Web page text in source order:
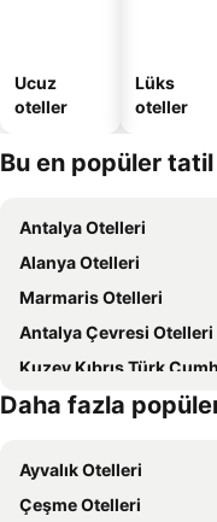
Ucuz
oteller
Lüks
oteller
Bu en popüler tatil
Antalya Otelleri
Alanya Otelleri
Marmaris Otelleri
Antalya Çevresi Otelleri
Kuzey Kıbrıs Türk Cumhuriyeti
Kıbrıs Otelleri
Daha fazla
Ayvalık Otelleri
Çeşme Otelleri